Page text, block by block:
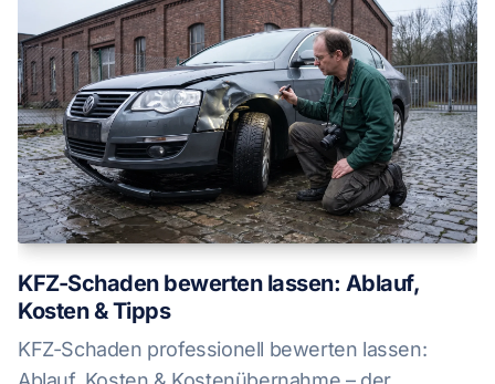
KFZ-Schaden bewerten lassen: Ablauf,
Kosten & Tipps
KFZ-Schaden professionell bewerten lassen: